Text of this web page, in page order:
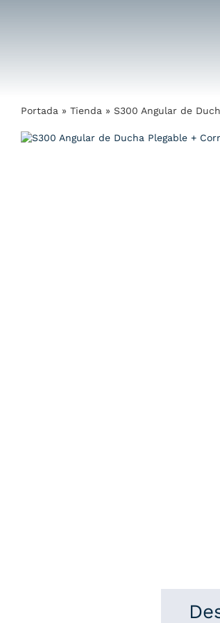
Portada » Tienda » S300 Angular de